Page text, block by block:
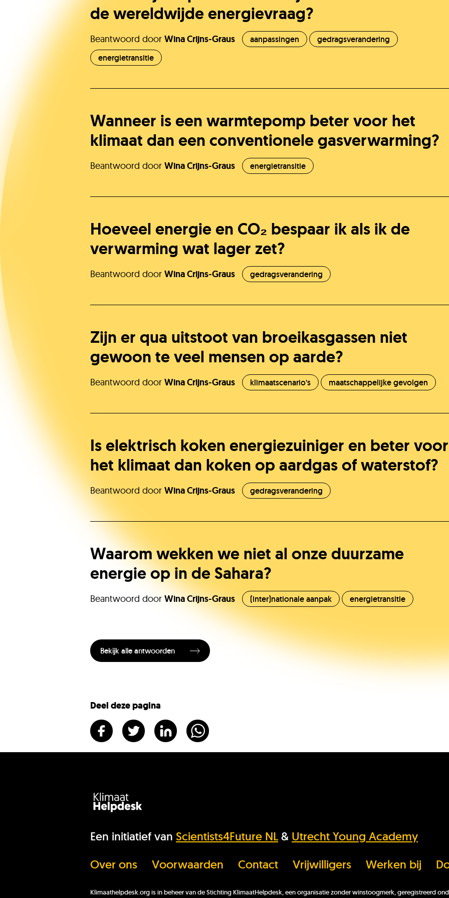
de wereldwijde energievraag?
Beantwoord door Wina Crijns-Graus aanpassingen
gedragsverandering
energietransitie
Wanneer is een warmtepomp beter voor het
klimaat dan een conventionele gasverwarming?
Beantwoord door Wina Crijns-Graus energietransitie
Hoeveel energie en CO₂ bespaar ik als ik de
verwarming wat lager zet?
Beantwoord door Wina Crijns-Graus gedragsverandering
Zijn er qua uitstoot van broeikasgassen niet
gewoon te veel mensen op aarde?
Beantwoord door Wina Crijns-Graus klimaatscenario’s maatschappelijke gevolgen
Is elektrisch koken energiezuiniger en beter voor
het klimaat dan koken op aardgas of waterstof?
Beantwoord door Wina Crijns-Graus gedragsverandering
Waarom wekken we niet al onze duurzame
energie op in de Sahara?
Beantwoord door Wina Crijns-Graus (inter)nationale aanpak energietransitie
Bekijk alle antwoorden
Deel deze pagina
Een initiatief van Scientists4Future NL & Utrecht Young Academy
Over ons
Voorwaarden Contact Vrijwilligers Werken bij
Klimaathelpdesk.org is in beheer van de Stichting KlimaatHelpdesk, een organisatie zonder winstoogmerk, geregistreerd